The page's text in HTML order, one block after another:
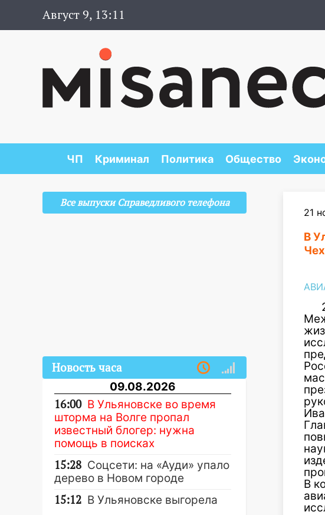
Август 9, 13:11
ЧП Криминал Политика Общество
21
В
В
Все выпуски Справедливого телефона
Новость часа
09.08.2026
16:00 В Ульяновске во время
шторма на Волге пропал
известный блогер: нужна
помощь в поисках
15:28 Соцсети: на «Ауди» упало
дерево в Новом городе
15:12 В Ульяновске выгорела